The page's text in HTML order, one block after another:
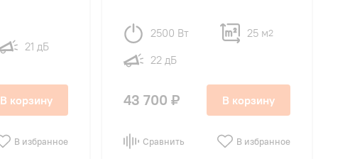
21 дБ
В корзину
В избранное
2500 Вт 25 м2
22 дБ
43 700 ₽ В корзину
Сравнить В избранное